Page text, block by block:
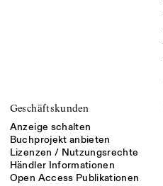
Geschäftskunden
Anzeige schalten
Buchprojekt anbieten
Lizenzen / Nutzungsrechte
Händler Informationen
Open Access Publikationen